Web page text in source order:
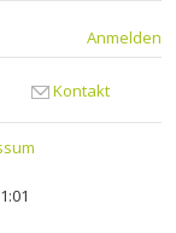
Anmelden
Kontakt